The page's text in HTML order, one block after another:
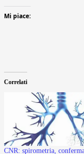
Mi piace:
Correlati
CNR: spirometria,